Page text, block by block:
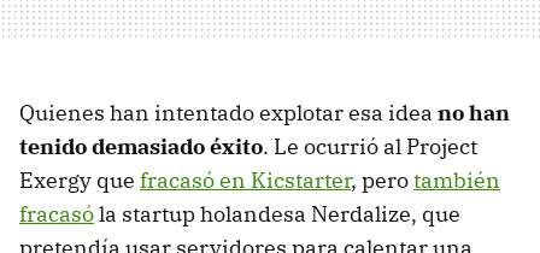
Quienes han intentado explotar esa idea no han
tenido demasiado éxito. Le ocurrió al Project
Exergy que fracasó en Kicstarter, perotambién
fracasóla startup holandesa Nerdalize, que